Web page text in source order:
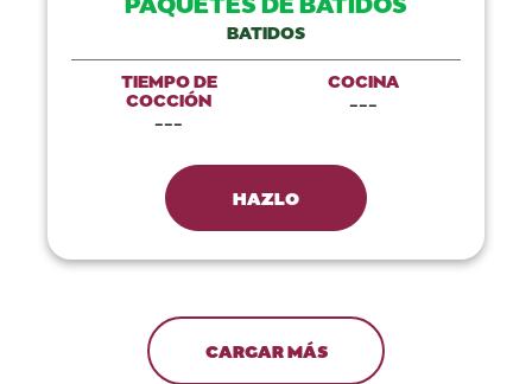
BATIDOS
TIEMPO DE
COCCIÓN
---
COCINA
---
HAZLO
CARGAR MÁS